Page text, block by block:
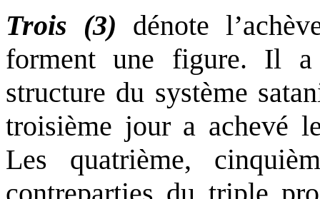
Trois (3) dénote
forment une figure. Il a
structure du système
troisième jour a achevé
Les quatrième,